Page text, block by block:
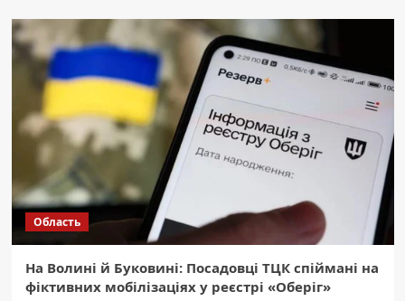
Область
На Волині й Буковині: Посадовці ТЦК спіймані на
фіктивних мобілізаціях у реєстрі «Оберіг»